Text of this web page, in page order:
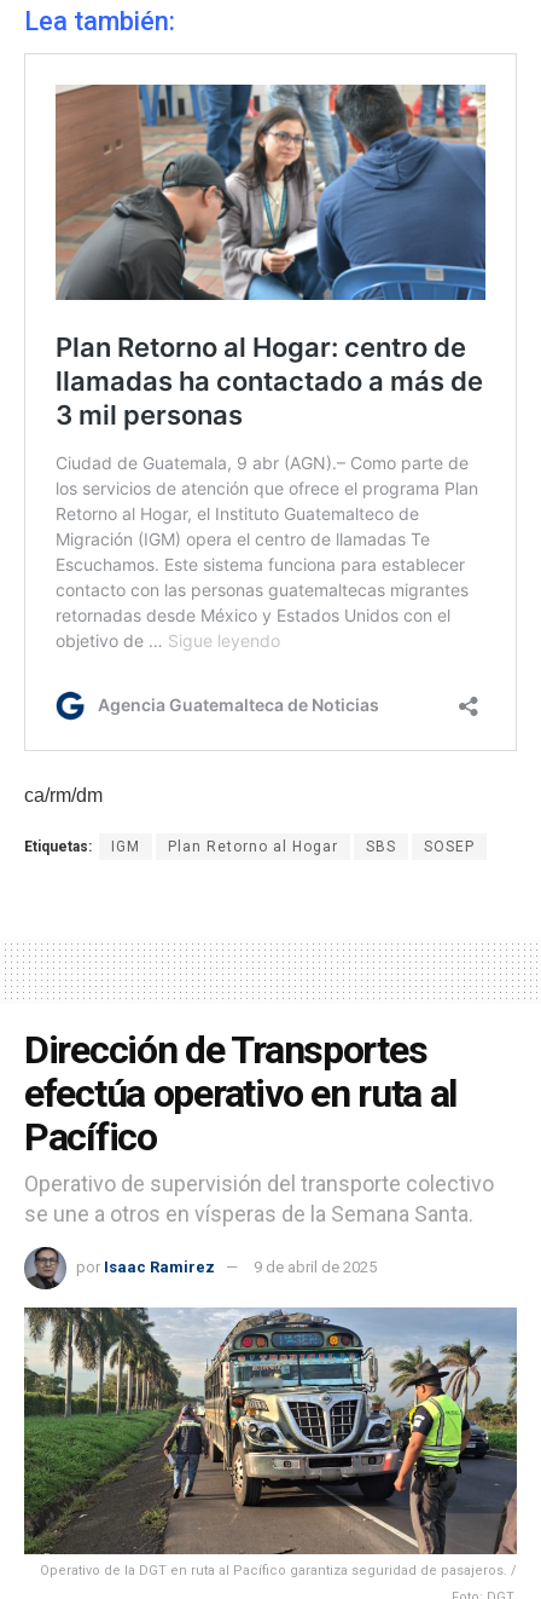
Lea también:
ca/rm/dm
Etiquetas: IGM Plan Retorno al Hogar SBS SOSEP
Dirección de Transportes
efectúa operativo en ruta al
Pacífico
Operativo de supervisión del transporte colectivo
se une a otros en vísperas de la Semana Santa.
por Isaac Ramirez 9 de abril de 2025
Operativo de la DGT en ruta al Pacífico garantiza seguridad de pasajeros. /